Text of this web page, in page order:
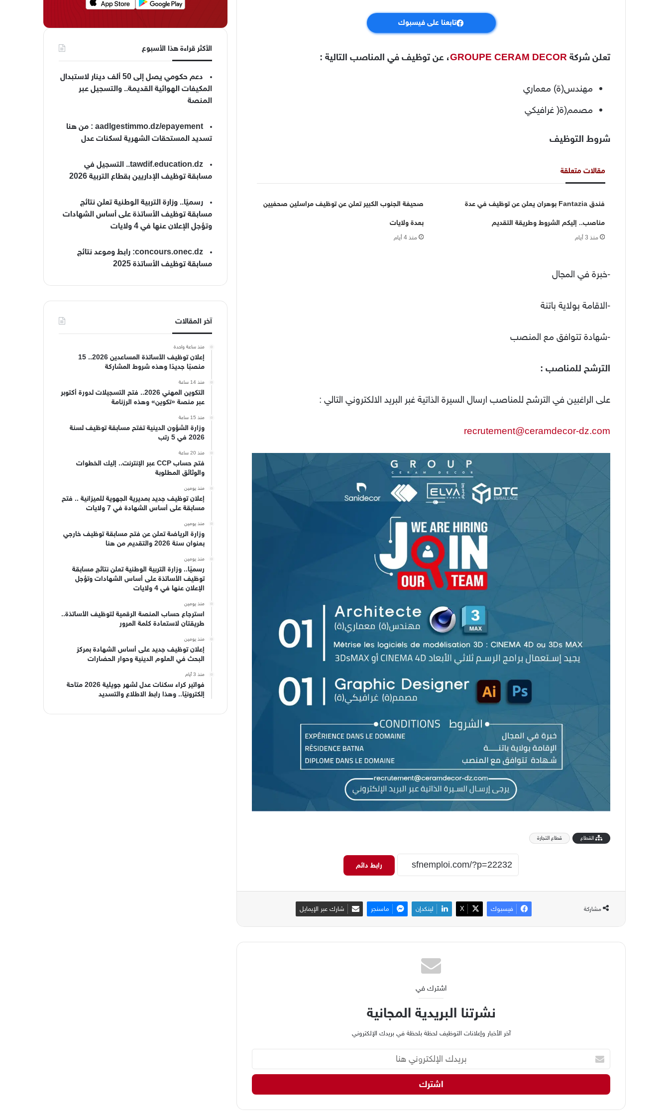
تابعنا على فيسبوك
تعلن شركة GROUPE CERAM DECOR، عن توظيف في المناصب التالية :
مهندس(ة) معماري
مصمم(ة( غرافيكي
شروط التوظيف
مقالات متعلقة
فندق Fantazia بوهران يعلن عن توظيف في عدة
مناصب.. إليكم الشروط وطريقة التقديم
منذ 3 أيام
صحيفة الجنوب الكبير تعلن عن توظيف مراسلين صحفيين
بعدة ولايات
منذ 4 أيام
-خبرة في المجال
-الاقامة بولاية باتنة
-شهادة تتوافق مع المنصب
الترشح للمناصب :
على الراغبين في الترشح للمناصب ارسال السيرة الذاتية غبر البريد الالكتروني التالي :
recrutement@ceramdecor-dz.com
القطاع قطاع التجارة
رابط دائم
مشاركة فيسبوك ‫X لينكدإن ماسنجر شارك عبر الإيمايل
اشترك في
نشرتنا البريدية المجانية
آخر الأخبار وإعلانات التوظيف لحظة بلحظة في بريدك الإلكتروني
ي
ك
الأكثر قراءة هذا الأسبوع
دعم حكومي يصل إلى 50 ألف دينار لاستبدال
المكيفات الهوائية القديمة.. والتسجيل عبر
المنصة
aadlgestimmo.dz/epayement : من هنا
تسديد المستحقات الشهرية لسكنات عدل
tawdif.education.dz.. التسجيل في
مسابقة توظيف الإداريين بقطاع التربية 2026
رسميًا.. وزارة التربية الوطنية تعلن نتائج
مسابقة توظيف الأساتذة على أساس الشهادات
وتؤجل الإعلان عنها في 4 ولايات
concours.onec.dz: رابط وموعد نتائج
مسابقة توظيف الأساتذة 2025
آخر المقالات
منذ ساعة واحدة
إعلان توظيف الأساتذة المساعدين 2026.. 15
منصبًا جديدًا وهذه شروط المشاركة
منذ 14 ساعة
التكوين المهني 2026.. فتح التسجيلات لدورة أكتوبر
عبر منصة «تكوين» وهذه الرزنامة
منذ 15 ساعة
وزارة الشؤون الدينية تفتح مسابقة توظيف لسنة
2026 في 5 رتب
منذ 20 ساعة
فتح حساب CCP عبر الإنترنت.. إليك الخطوات
والوثائق المطلوبة
منذ يومين
إعلان توظيف جديد بمديرية الجهوية للميزانية .. فتح
مسابقة على أساس الشهادة في 7 ولايات
منذ يومين
وزارة الرياضة تعلن عن فتح مسابقة توظيف خارجي
بعنوان سنة 2026 والتقديم من هنا
منذ يومين
رسميًا.. وزارة التربية الوطنية تعلن نتائج مسابقة
توظيف الأساتذة على أساس الشهادات وتؤجل
الإعلان عنها في 4 ولايات
منذ يومين
استرجاع حساب المنصة الرقمية لتوظيف الأساتذة..
طريقتان لاستعادة كلمة المرور
منذ يومين
إعلان توظيف جديد على أساس الشهادة بمركز
البحث في العلوم الدينية وحوار الحضارات
منذ 3 أيام
فواتير كراء سكنات عدل لشهر جويلية 2026 متاحة
إلكترونيًا.. وهذا رابط الاطلاع والتسديد